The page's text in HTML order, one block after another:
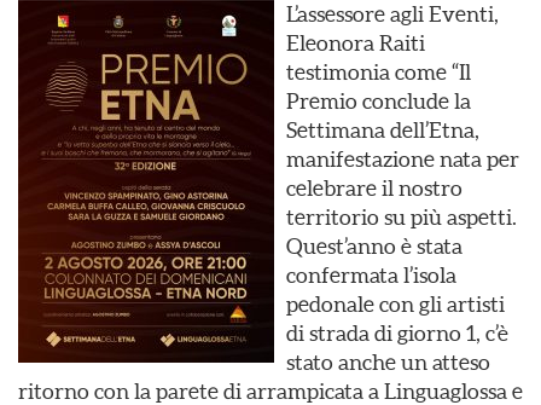
L’assessore agli Eventi,
Eleonora Raiti
testimonia come “Il
Premio conclude la
Settimana dell’Etna,
manifestazione nata per
celebrare il nostro
territorio su più aspetti.
Quest’anno è stata
confermata l’isola
pedonale con gli artisti
di strada di giorno 1, c’è
stato anche un atteso
ritorno con la parete di arrampicata a Linguaglossa e